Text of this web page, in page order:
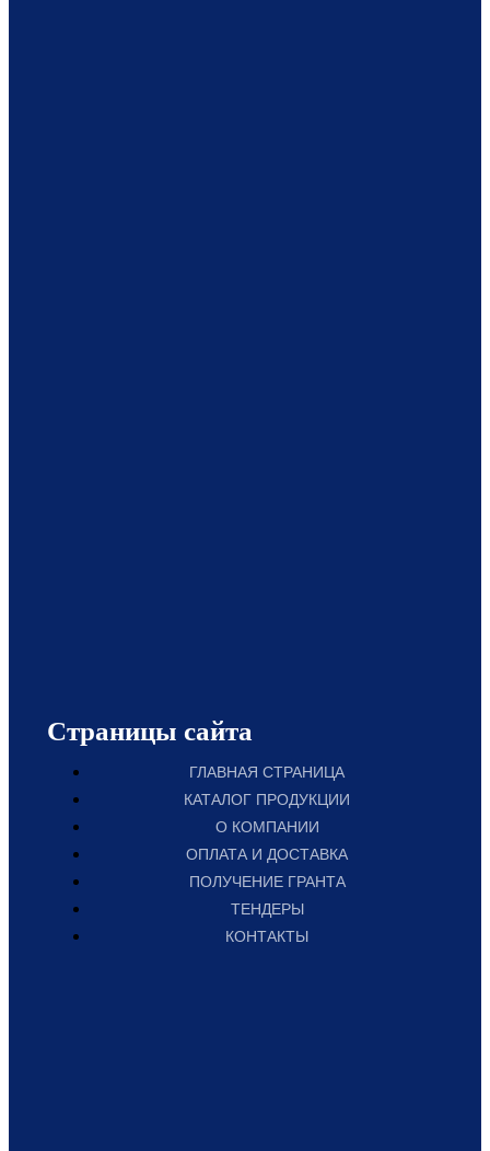
Страницы сайта
ГЛАВНАЯ СТРАНИЦА
КАТАЛОГ ПРОДУКЦИИ
О КОМПАНИИ
ОПЛАТА И ДОСТАВКА
ПОЛУЧЕНИЕ ГРАНТА
ТЕНДЕРЫ
КОНТАКТЫ